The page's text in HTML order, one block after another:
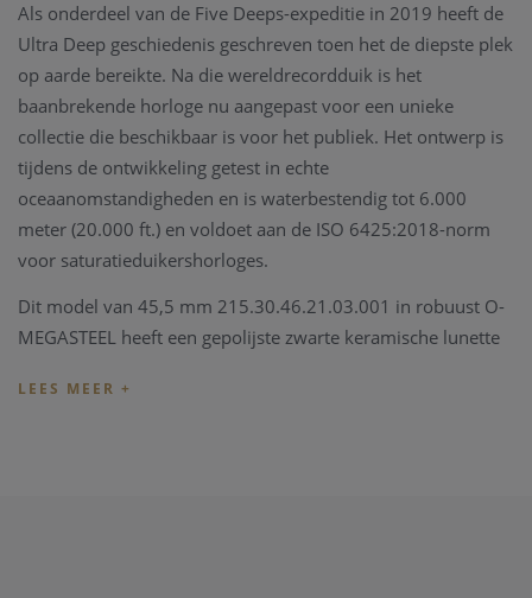
Als onderdeel van de Five Deeps-expeditie in 2019 heeft de
Ultra Deep geschiedenis geschreven toen het de diepste plek
op aarde bereikte. Na die wereldrecordduik is het
baanbrekende horloge nu aangepast voor een unieke
collectie die beschikbaar is voor het publiek. Het ontwerp is
tijdens de ontwikkeling getest in echte
oceaanomstandigheden en is waterbestendig tot 6.000
meter (20.000 ft.) en voldoet aan de ISO 6425:2018-norm
voor saturatieduikershorloges.
Dit model van 45,5 mm 215.30.46.21.03.001 in robuust O-
MEGASTEEL heeft een gepolijste zwarte keramische lunette
gewelfde saffierglas gaat de gelakte gradiënt wijzerplaat over